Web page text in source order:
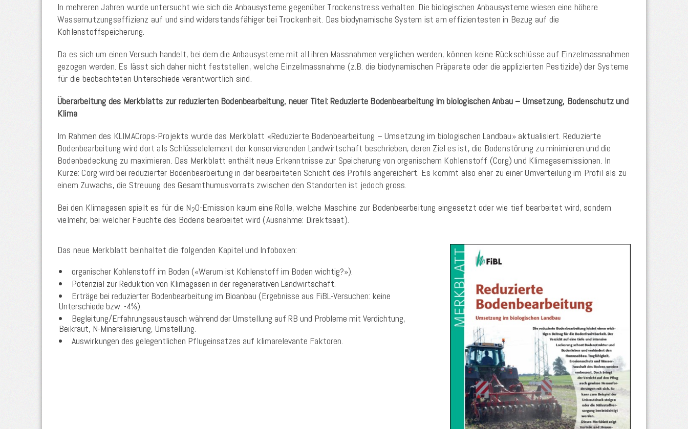
In mehreren Jahren wurde untersucht wie sich die Anbausysteme gegenüber Trockenstress verhalten. Die biologischen Anbausysteme wiesen eine höhere
Wassernutzungseffizienz auf und sind widerstandsfähiger bei Trockenheit. Das biodynamische System ist am effizientesten in Bezug auf die
Kohlenstoffspeicherung.
Da es sich um einen Versuch handelt, bei dem die Anbausysteme mit all ihren Massnahmen verglichen werden, können keine Rückschlüsse auf Einzelmassnahmen
gezogen werden. Es lässt sich daher nicht feststellen, welche Einzelmassnahme (z.B. die biodynamischen Präparate oder die applizierten Pestizide) der Systeme
für die beobachteten Unterschiede verantwortlich sind.
Überarbeitung des Merkblatts zur reduzierten Bodenbearbeitung, neuer Titel: Reduzierte Bodenbearbeitung im biologischen Anbau – Umsetzung, Bodenschutz und
Klima
Im Rahmen des KLIMACrops-Projekts wurde das Merkblatt «Reduzierte Bodenbearbeitung – Umsetzung im biologischen Landbau» aktualisiert. Reduzierte
Bodenbearbeitung wird dort als Schlüsselelement der konservierenden Landwirtschaft beschrieben, deren Ziel es ist, die Bodenstörung zu minimieren und die
Bodenbedeckung zu maximieren. Das Merkblatt enthält neue Erkenntnisse zur Speicherung von organischem Kohlenstoff (Corg) und Klimagasemissionen. In
Kürze: Corg wird bei reduzierter Bodenbearbeitung in der bearbeiteten Schicht des Profils angereichert. Es kommt also eher zu einer Umverteilung im Profil als zu
einem Zuwachs, die Streuung des Gesamthumusvorrats zwischen den Standorten ist jedoch gross.
Bei den Klimagasen spielt es für die N2O-Emission kaum eine Rolle, welche Maschine zur Bodenbearbeitung eingesetzt oder wie tief bearbeitet wird, sondern
vielmehr, bei welcher Feuchte des Bodens bearbeitet wird (Ausnahme: Direktsaat).
Das neue Merkblatt beinhaltet die folgenden Kapitel und Infoboxen:
organischer Kohlenstoff im Boden («Warum ist Kohlenstoff im Boden wichtig?»).
Potenzial zur Reduktion von Klimagasen in der regenerativen Landwirtschaft.
Erträge bei reduzierter Bodenbearbeitung im Bioanbau (Ergebnisse aus FiBL-Versuchen: keine
Unterschiede bzw. -4%).
Begleitung/Erfahrungsaustausch während der Umstellung auf RB und Probleme mit Verdichtung,
Beikraut, N-Mineralisierung, Umstellung.
Auswirkungen des gelegentlichen Pflugeinsatzes auf klimarelevante Faktoren.